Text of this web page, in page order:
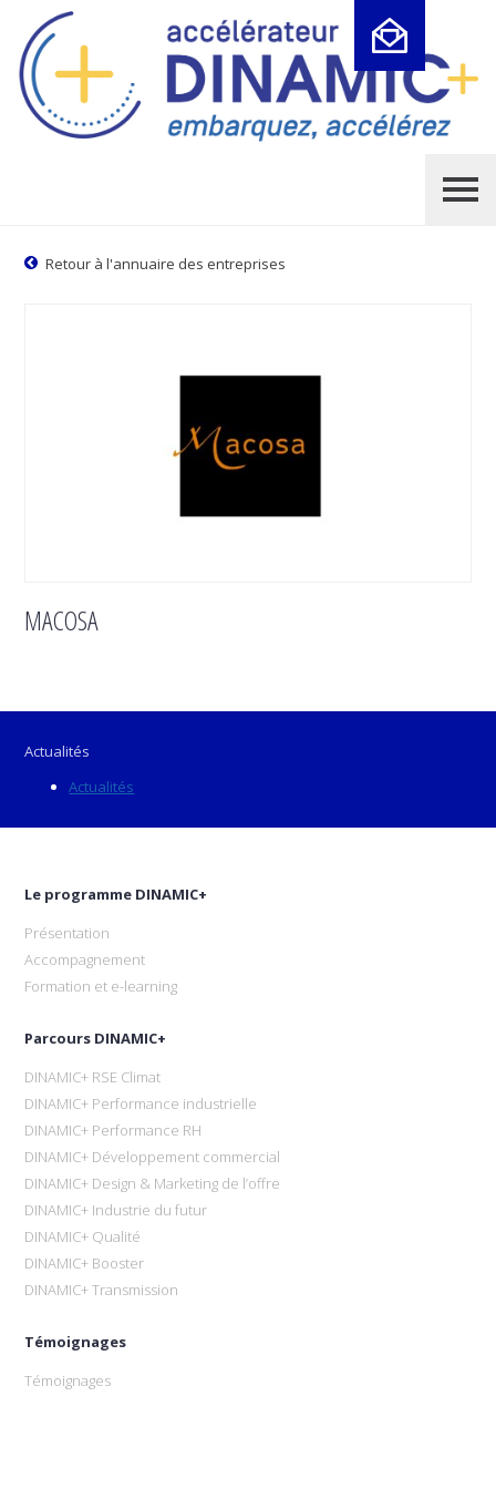
Retour à l'annuaire des entreprises
MACOSA
Actualités
Actualités
Le programme DINAMIC+
Présentation
Accompagnement
Formation et e-learning
Parcours DINAMIC+
DINAMIC+ RSE Climat
DINAMIC+ Performance industrielle
DINAMIC+ Performance RH
DINAMIC+ Développement commercial
DINAMIC+ Design & Marketing de l’offre
DINAMIC+ Industrie du futur
DINAMIC+ Qualité
DINAMIC+ Booster
DINAMIC+ Transmission
Témoignages
Témoignages
Cookies management panel